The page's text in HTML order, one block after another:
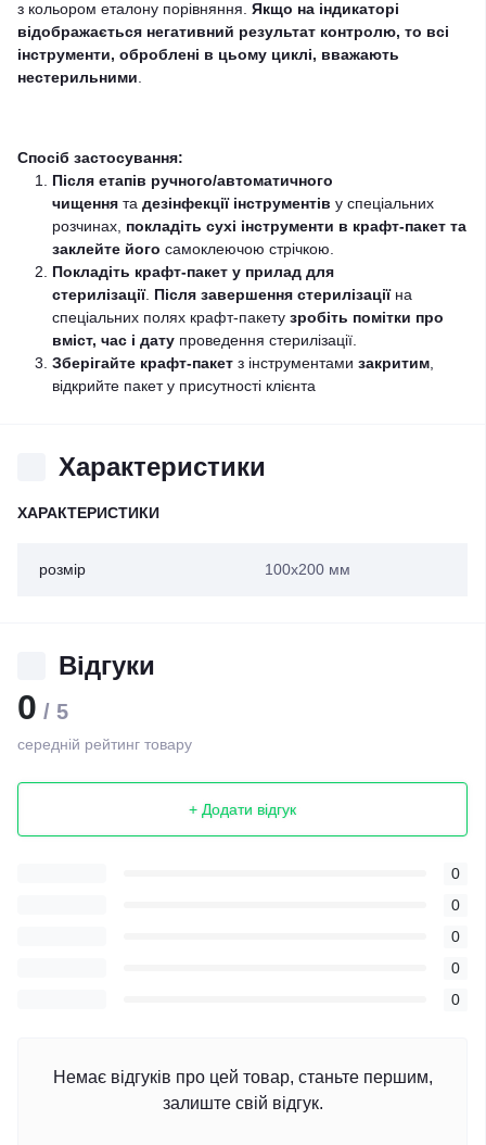
з кольором еталону порівняння. Якщо на індикаторі
відображається негативний результат контролю, то всі
інструменти, оброблені в цьому циклі, вважають
нестерильними
Спосіб застосування:
Після етапів ручного/автоматичного
чищення та дезінфекції інструментів у спеціальних
розчинах, покладіть сухі інструменти в крафт-пакет та
заклейте його самоклеючою стрічкою.
Покладіть крафт-пакет у прилад для
стерилізації. Після завершення стерилізаціїна
спеціальних полях крафт-пакету зробіть помітки про
вміст, час і дату проведення стерилізації.
Зберігайте крафт-пакет з інструментами закритим
відкрийте пакет у присутності клієнта
Характеристики
ХАРАКТЕРИСТИКИ
розмір 100х200 мм
Відгуки
0 / 5
середній рейтинг товару
+ Додати відгук
0
0
0
0
0
Немає відгуків про цей товар, станьте першим,
залиште свій відгук.